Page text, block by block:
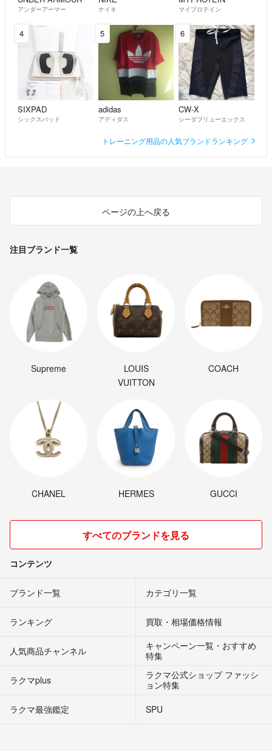
アンダーアーマー ナイキ マイプロテイン
4
SIXPAD
シックスパッド
5
adidas
アディダス
6
CW-X
シーダブリューエックス
トレーニング用品の人気ブランドランキング
ページの上へ戻る
注目ブランド一覧
Supreme
LOUIS
VUITTON
COACH
CHANEL HERMES GUCCI
すべてのブランドを見る
コンテンツ
ブランド一覧 カテゴリ一覧
ランキング 買取・相場価格情報
人気商品チャンネル
キャンペーン一覧・おすすめ
特集
ラクマplus
ラクマ公式ショップ ファッシ
ョン特集
ラクマ最強鑑定
SPU